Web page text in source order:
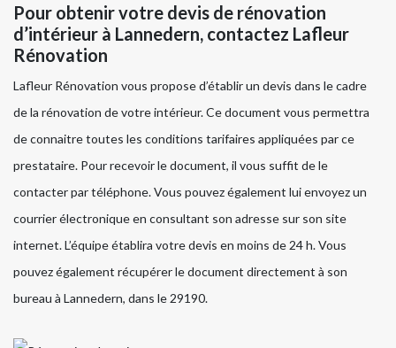
Pour obtenir votre devis de rénovation
d’intérieur à Lannedern, contactez Lafleur
Rénovation
Lafleur Rénovation vous propose d’établir un devis dans le cadre
de la rénovation de votre intérieur. Ce document vous permettra
de connaitre toutes les conditions tarifaires appliquées par ce
prestataire. Pour recevoir le document, il vous suffit de le
contacter par téléphone. Vous pouvez également lui envoyez un
courrier électronique en consultant son adresse sur son site
internet. L’équipe établira votre devis en moins de 24 h. Vous
pouvez également récupérer le document directement à son
bureau à Lannedern, dans le 29190.